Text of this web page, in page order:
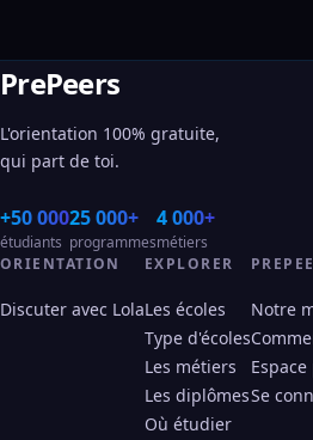
PrePeers
L'orientation 100% gratuite,
qui part de toi.
+50 000
étudiants
25 000+
programmes
4 000+
métiers
ORIENTATION
Discuter avec Lola
EXPLORER
Les écoles
Type d'écoles
Les métiers
Les diplômes
Où étudier
Notre
Se